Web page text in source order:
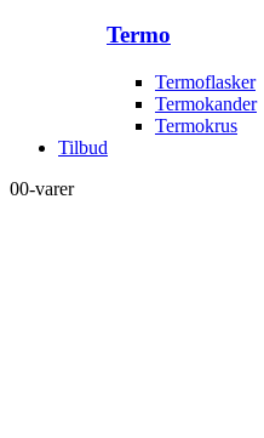
Termo
Termoflasker
Termokander
Termokrus
Tilbud
00-varer